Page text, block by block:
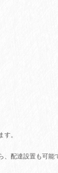
。
配達設置も可能